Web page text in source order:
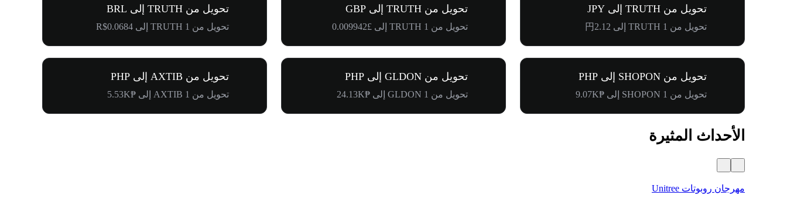
تحويل من TRUTH إلى JPY
تحويل من 1 TRUTH إلى 円2.12
تحويل من TRUTH إلى GBP
تحويل من 1 TRUTH إلى £0.009942
تحويل من TRUTH إلى BRL
تحويل من 1 TRUTH إلى R$0.0684
تحويل من SHOPON إلى PHP
تحويل من 1 SHOPON إلى ₱9.07K
تحويل من GLDON إلى PHP
تحويل من 1 GLDON إلى ₱24.13K
تحويل من AXTIB إلى PHP
تحويل من 1 AXTIB إلى ₱5.53K
الأحداث المثيرة
مهرجان روبوتات Unitree